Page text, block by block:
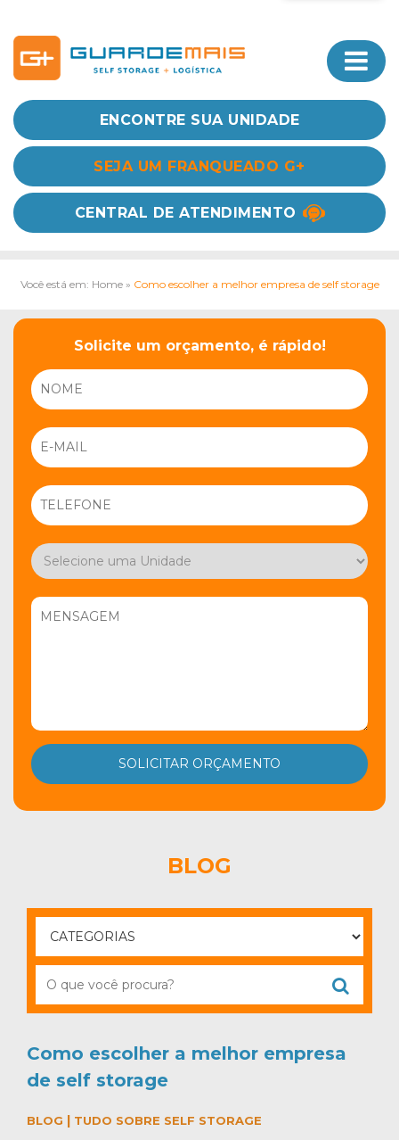
ENCONTRE SUA UNIDADE
SEJA UM FRANQUEADO G+
CENTRAL DE ATENDIMENTO
Você está em: Home» Como escolher a melhor empresa de self storage
Solicite um orçamento, é rápido!
BLOG
Como escolher a melhor empresa
de self storage
BLOG | TUDO SOBRE SELF STORAGE